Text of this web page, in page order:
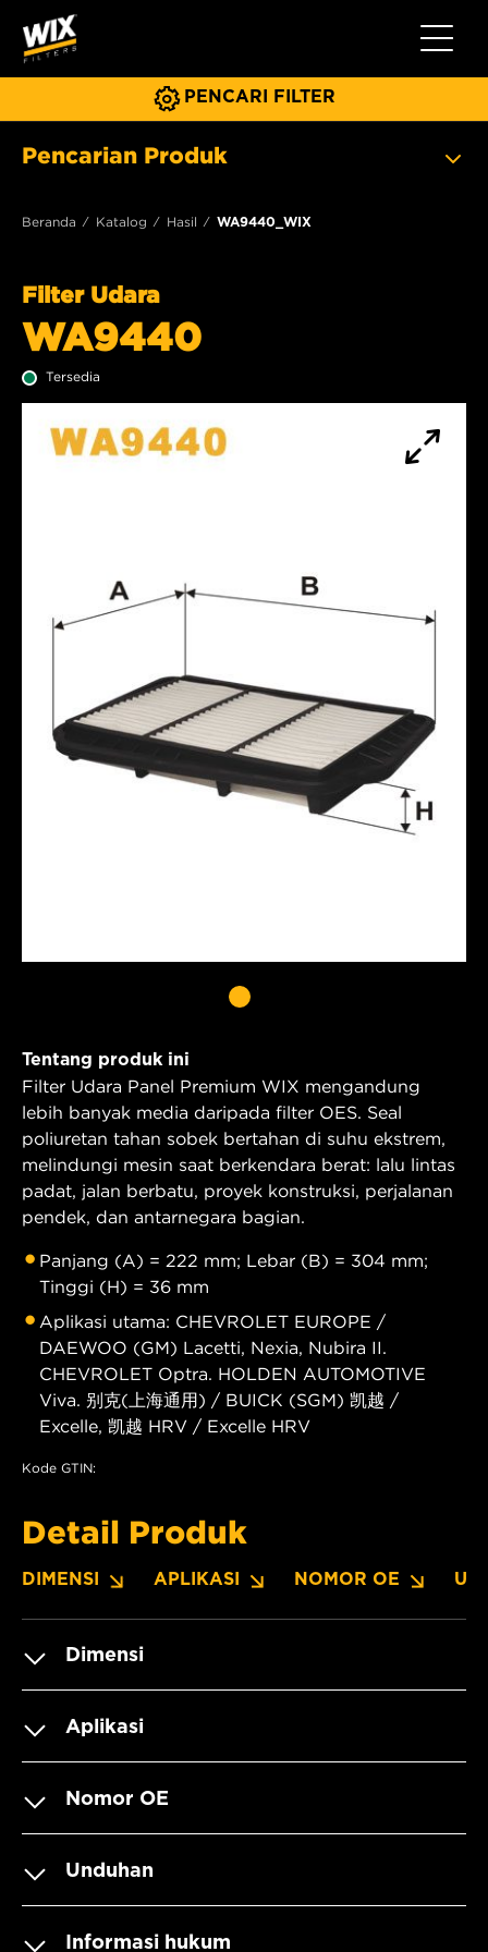
Beralih
PENCARI FILTER
Pencarian Produk
Beranda Katalog Hasil WA9440_WIX
Filter Udara
WA9440
Tersedia
Tentang produk ini
Filter Udara Panel Premium WIX mengandung
lebih banyak media daripada filter OES. Seal
poliuretan tahan sobek bertahan di suhu ekstrem,
melindungi mesin saat berkendara berat: lalu lintas
padat, jalan berbatu, proyek konstruksi, perjalanan
pendek, dan antarnegara bagian.
Panjang (A) = 222 mm; Lebar (B) = 304 mm;
Tinggi (H) = 36 mm
Aplikasi utama: CHEVROLET EUROPE /
DAEWOO (GM) Lacetti, Nexia, Nubira II.
CHEVROLET Optra. HOLDEN AUTOMOTIVE
Viva. 别克(上海通用) / BUICK (SGM) 凯越 /
Excelle, 凯越 HRV / Excelle HRV
Kode GTIN:
Detail Produk
DIMENSI APLIKASI NOMOR OE
Dimensi
Aplikasi
Nomor OE
Unduhan
Informasi hukum